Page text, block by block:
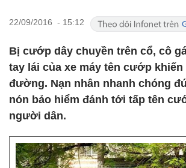
22/09/2016 - 15:12
Bị cướp dây chuyền trên cổ, cô
tay lái của xe máy tên cướp khiến
đường. Nạn nhân nhanh chóng
nón bảo hiểm đánh tới tấp tên
người dân.